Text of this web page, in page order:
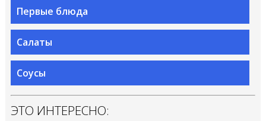
Первые блюда
Салаты
Соусы
ЭТО ИНТЕРЕСНО: